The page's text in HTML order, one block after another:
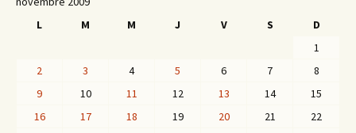
L
M M J V S
D
1
2
3 4 5 6 7
8
9
10 11 12 13 14
15
16
17 18 19 20 21
22